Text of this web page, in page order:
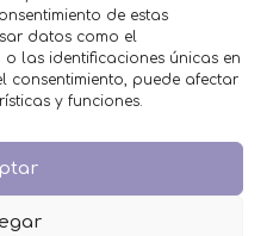
de estas
datos como el
las identificaciones únicas en
consentimiento, puede afectar
y funciones.